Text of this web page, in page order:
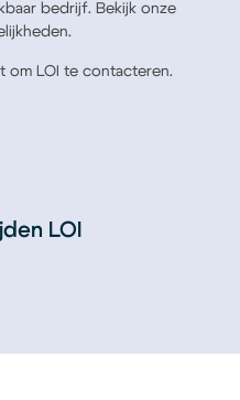
bedrijf. Bekijk onze
om LOI te contacteren.
LOI